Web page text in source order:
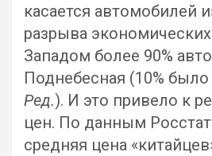
касается автомобилей
разрыва
Западом более 90%
Поднебесная (10% было
Ред.). И это привело к
цен. По данным
средняя цена